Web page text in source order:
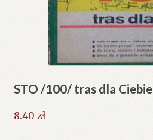
STO /100/ tras dla Ciebie
8.40 zł